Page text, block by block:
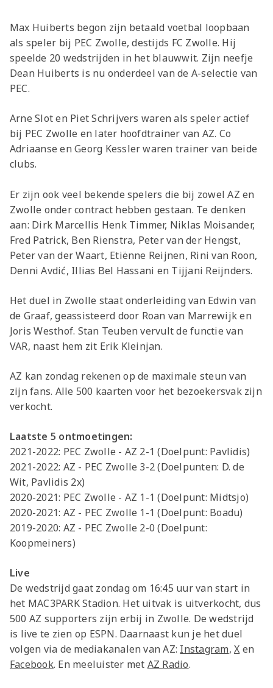
Max Huiberts begon zijn betaald voetbal loopbaan
als speler bij PEC Zwolle, destijds FC Zwolle. Hij
speelde 20 wedstrijden in het blauwwit. Zijn neefje
Dean Huiberts is nu onderdeel van de A-selectie van
PEC.
Arne Slot en Piet Schrijvers waren als speler actief
bij PEC Zwolle en later hoofdtrainer van AZ. Co
Adriaanse en Georg Kessler waren trainer van beide
clubs.
Er zijn ook veel bekende spelers die bij zowel AZ en
Zwolle onder contract hebben gestaan. Te denken
aan: Dirk Marcellis Henk Timmer, Niklas Moisander,
Fred Patrick, Ben Rienstra, Peter van der Hengst,
Peter van der Waart, Etiënne Reijnen, Rini van Roon,
Denni Avdić, Illias Bel Hassani en Tijjani Reijnders.
Het duel in Zwolle staat onderleiding van Edwin van
de Graaf, geassisteerd door Roan van Marrewijk en
Joris Westhof. Stan Teuben vervult de functie van
VAR, naast hem zit Erik Kleinjan.
AZ kan zondag rekenen op de maximale steun van
zijn fans. Alle 500 kaarten voor het bezoekersvak zijn
verkocht.
Laatste 5 ontmoetingen:
2021-2022: PEC Zwolle - AZ 2-1 (Doelpunt: Pavlidis)
2021-2022: AZ - PEC Zwolle 3-2 (Doelpunten: D. de
Wit, Pavlidis 2x)
2020-2021: PEC Zwolle - AZ 1-1 (Doelpunt: Midtsjo)
2020-2021: AZ - PEC Zwolle 1-1 (Doelpunt: Boadu)
2019-2020: AZ - PEC Zwolle 2-0 (Doelpunt:
Koopmeiners)
Live
De wedstrijd gaat zondag om 16:45 uur van start in
het MAC3PARK Stadion. Het uitvak is uitverkocht, dus
500 AZ supporters zijn erbij in Zwolle. De wedstrijd
is live te zien op ESPN. Daarnaast kun je het duel
volgen via de mediakanalen van AZ: Instagram,X en
Facebook. En meeluister met AZ Radio.